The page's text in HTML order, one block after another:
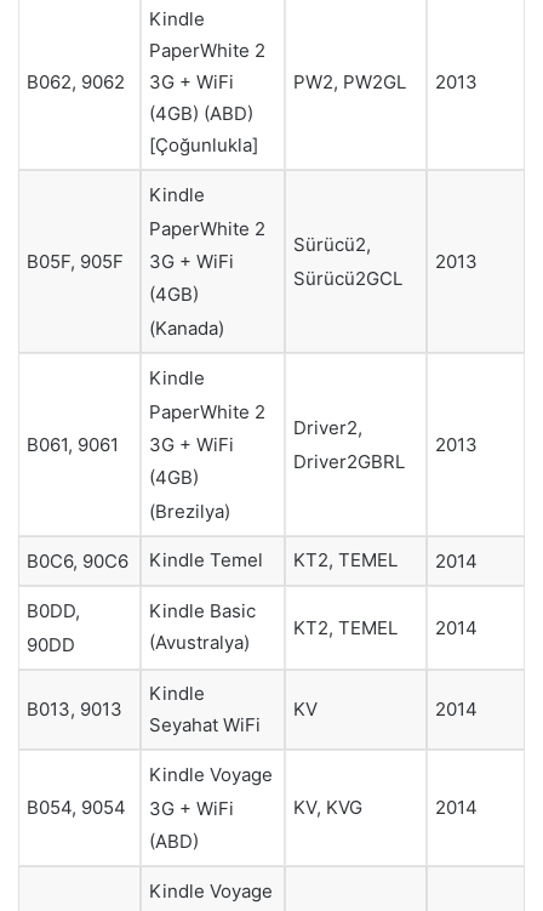
B062, 9062
Kindle
PaperWhite 2
3G + WiFi
(4GB) (ABD)
[Çoğunlukla]
PW2, PW2GL 2013
B05F, 905F
Kindle
PaperWhite 2
3G + WiFi
(4GB)
(Kanada)
Sürücü2,
Sürücü2GCL
2013
B061, 9061
Kindle
PaperWhite 2
3G + WiFi
(4GB)
(Brezilya)
Driver2,
Driver2GBRL
2013
B0C6, 90C6 Kindle Temel KT2, TEMEL 2014
B0DD,
90DD
Kindle Basic
(Avustralya)
KT2, TEMEL 2014
B013, 9013
Kindle
Seyahat WiFi
KV 2014
B054, 9054
Kindle Voyage
3G + WiFi
(ABD)
KV, KVG 2014
Kindle Voyage